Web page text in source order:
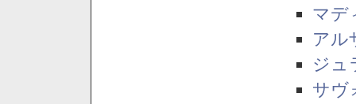
マデ
アル
ジュ
サヴ